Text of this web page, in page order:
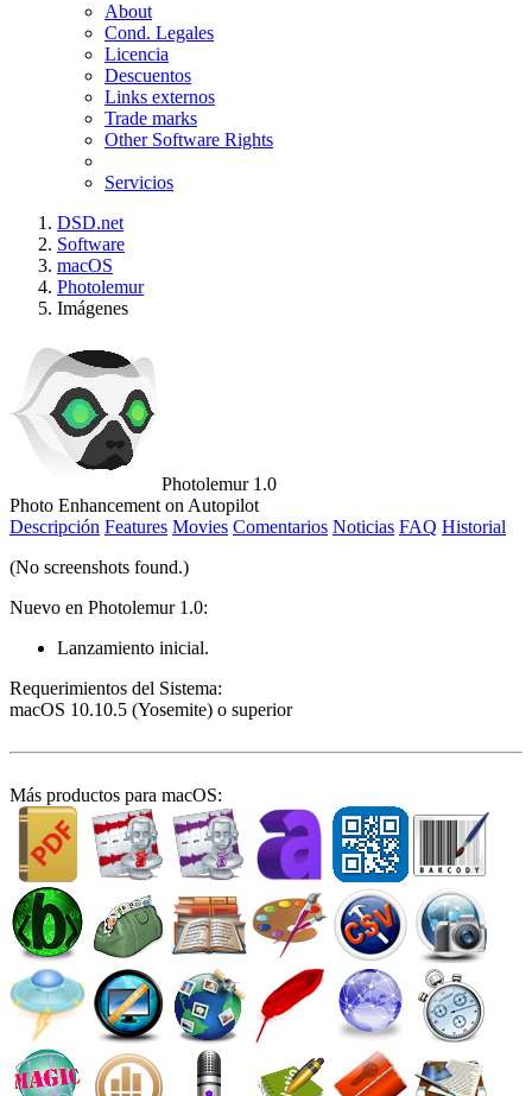
About
Cond. Legales
Licencia
Descuentos
Links externos
Trade marks
Other Software Rights
Servicios
DSD.net
Software
macOS
Photolemur
Imágenes
Photolemur 1.0
Photo Enhancement on Autopilot
Descripción Features Movies Comentarios Noticias FAQ Historial
(No screenshots found.)
Nuevo en Photolemur 1.0:
Lanzamiento inicial.
Requeri­mientos del Sistema:
macOS 10.10.5 (Yosemite) o superior
Más productos para macOS: